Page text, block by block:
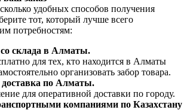
удобных способов получения
тот, который лучше всего
потребностям:
склада в Алматы.
для тех, кто находится в Алматы
организовать забор товара.
доставка по Алматы.
для оперативной доставки по городу.
компаниями по Казахстану